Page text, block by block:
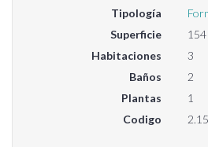
Tipología
Superficie
154
Habitaciones
3
Baños
2
Plantas
1
Codigo